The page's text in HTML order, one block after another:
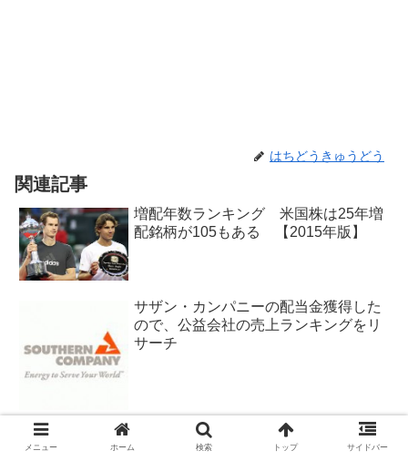
はちどうきゅうどう
関連記事
増配年数ランキング 米国株は25年増
配銘柄が105もある 【2015年版】
サザン・カンパニーの配当金獲得した
ので、公益会社の売上ランキングをリ
サーチ
配当貴族銘柄から高配当株をえらぶ
「配当貴族の犬」のリターンは？
メニュー ホーム 検索 トップ サイドバー